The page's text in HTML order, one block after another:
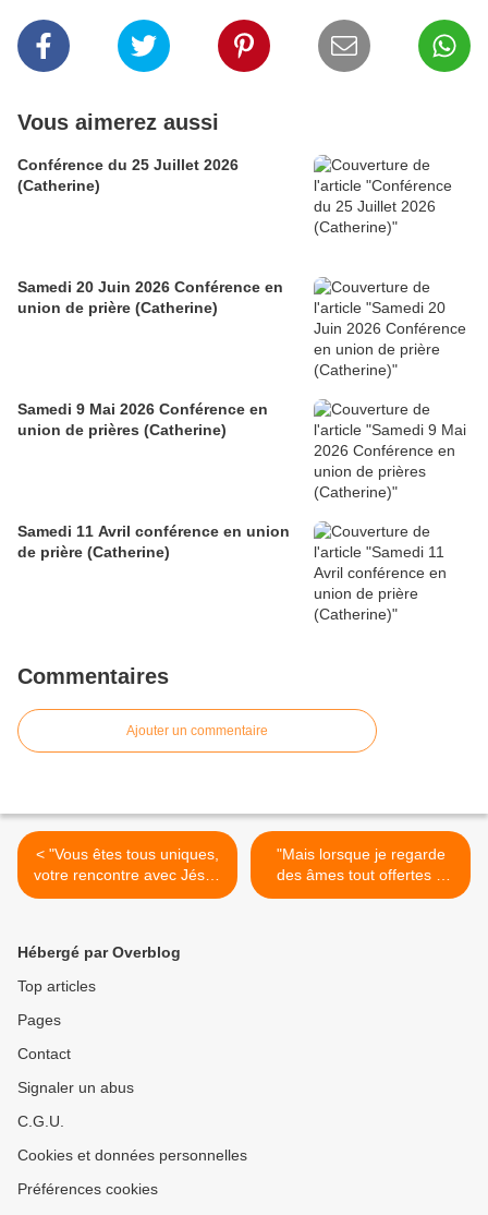
Vous aimerez aussi
Conférence du 25 Juillet 2026
(Catherine)
Samedi 20 Juin 2026 Conférence en
union de prière (Catherine)
Samedi 9 Mai 2026 Conférence en
union de prières (Catherine)
Samedi 11 Avril conférence en union
de prière (Catherine)
Commentaires
Ajouter un commentaire
< "Vous êtes tous uniques,
votre rencontre avec Jésus
est unique." (7/12/2007) La
"Mais lorsque je regarde
des âmes tout offertes à
Dieu..." (31/12/2007) La
Hébergé par Overblog
Top articles
Pages
Contact
Signaler un abus
C.G.U.
Cookies et données personnelles
Préférences cookies